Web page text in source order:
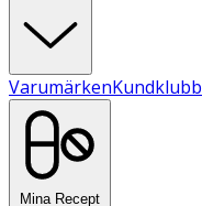
VarumärkenKundklubb
Mina Recept